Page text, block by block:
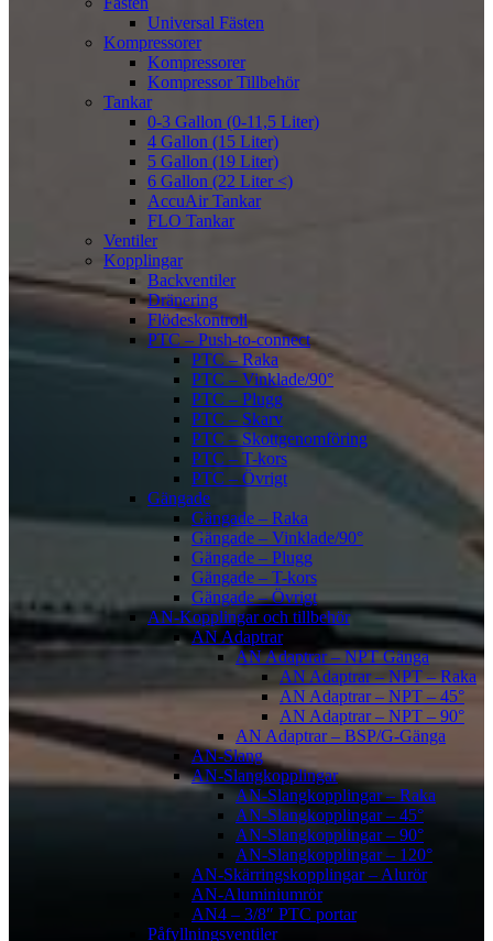
Universal Fästen
Kompressorer
Kompressorer
Kompressor Tillbehör
Tankar
0-3 Gallon (0-11,5 Liter)
4 Gallon (15 Liter)
5 Gallon (19 Liter)
6 Gallon (22 Liter <)
AccuAir Tankar
FLO Tankar
Ventiler
Kopplingar
Backventiler
Dränering
Flödeskontroll
PTC – Push-to-connect
PTC – Raka
PTC – Vinklade/90°
PTC – Plugg
PTC – Skarv
PTC – Skottgenomföring
PTC – T-kors
PTC – Övrigt
Gängade
Gängade – Raka
Gängade – Vinklade/90°
Gängade – Plugg
Gängade – T-kors
Gängade – Övrigt
AN-Kopplingar och tillbehör
AN Adaptrar
AN Adaptrar – NPT Gänga
AN Adaptrar – NPT – Raka
AN Adaptrar – NPT – 45°
AN Adaptrar – NPT – 90°
AN Adaptrar – BSP/G-Gänga
AN-Slang
AN-Slangkopplingar
AN-Slangkopplingar – Raka
AN-Slangkopplingar – 45°
AN-Slangkopplingar – 90°
AN-Slangkopplingar – 120°
AN-Skärringskopplingar – Alurör
AN-Aluminiumrör
AN4 – 3/8″ PTC portar
Påfyllningsventiler